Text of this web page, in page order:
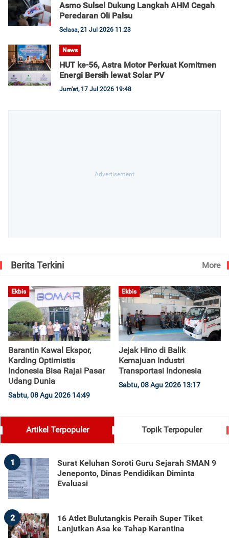
Asmo Sulsel Dukung Langkah AHM Cegah
Peredaran Oli Palsu
Selasa, 21 Jul 2026 11:23
News
HUT ke-56, Astra Motor Perkuat Komitmen
Energi Bersih lewat Solar PV
Jum'at, 17 Jul 2026 19:48
Berita Terkini More
Ekbis
Barantin Kawal Ekspor,
Karding Optimistis
Indonesia Bisa Rajai Pasar
Udang Dunia
Sabtu, 08 Agu 2026 14:49
Ekbis
Jejak Hino di Balik
Kemajuan Industri
Transportasi Indonesia
Sabtu, 08 Agu 2026 13:17
Artikel Terpopuler Topik Terpopuler
1
Surat Keluhan Soroti Guru Sejarah SMAN 9
Jeneponto, Dinas Pendidikan Diminta
Evaluasi
2
16 Atlet Bulutangkis Peraih Super Tiket
Lanjutkan Asa ke Tahap Karantina